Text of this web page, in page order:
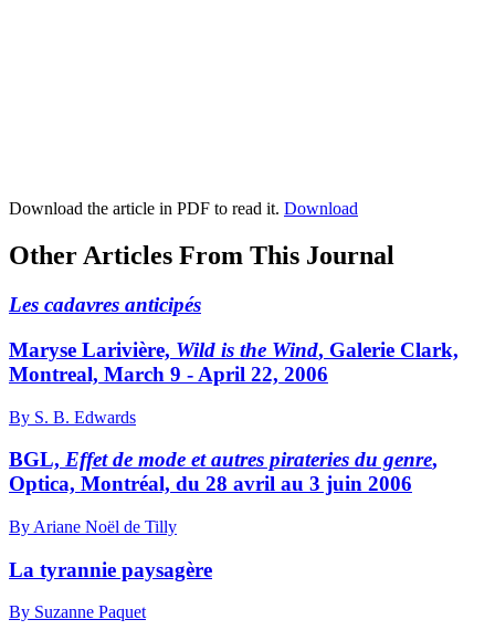
Download the article in PDF to read it. Download
Other Articles From This Journal
Les cadavres anticipés
Maryse Larivière, Wild is the Wind, Galerie Clark,
Montreal, March 9 - April 22, 2006
By S. B. Edwards
BGL, Effet de mode et autres pirateries du genre,
Optica, Montréal, du 28 avril au 3 juin 2006
By Ariane Noël de Tilly
La tyrannie paysagère
By Suzanne Paquet